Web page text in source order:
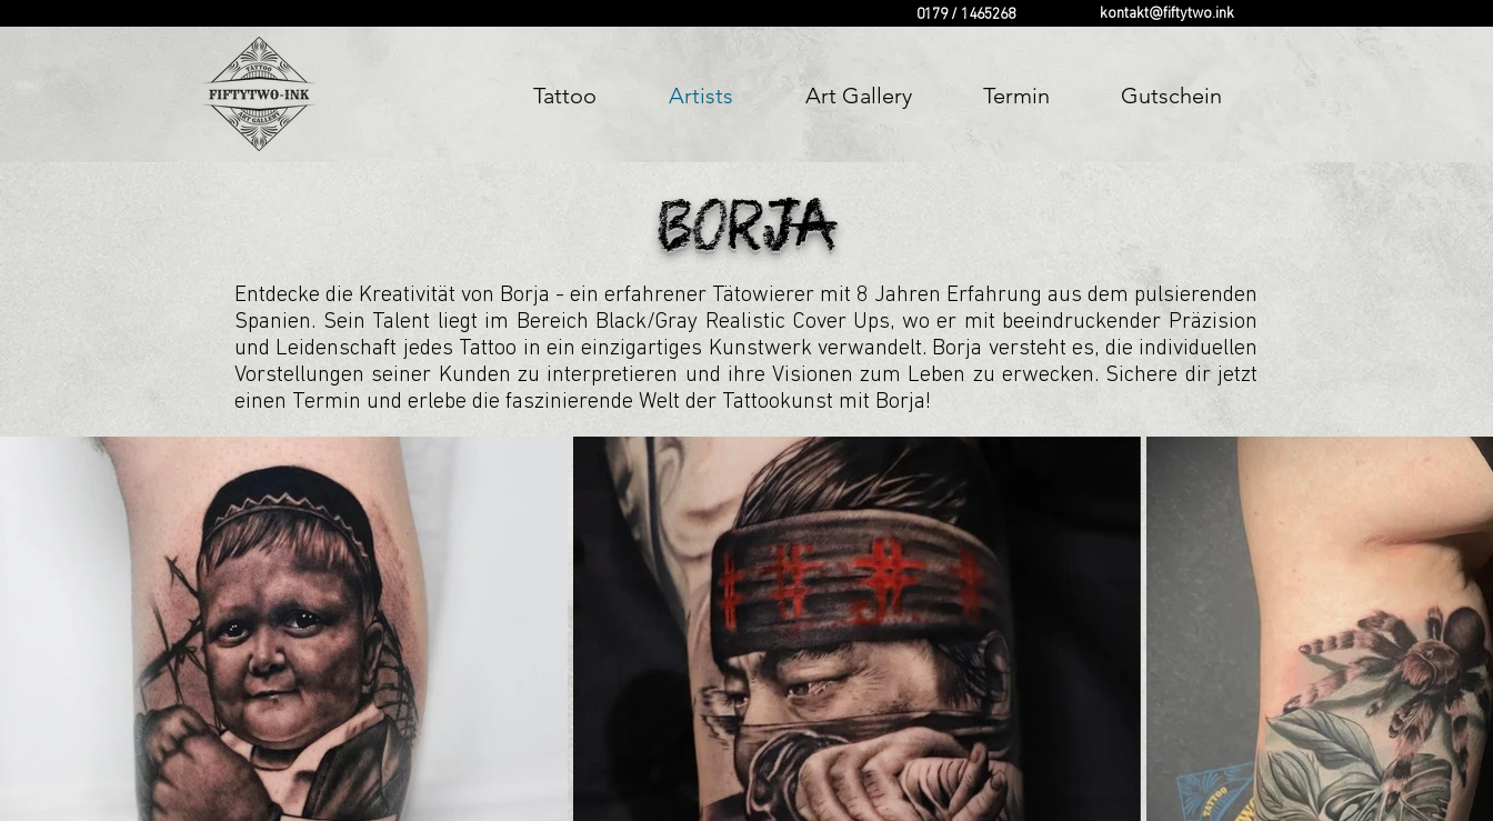
0179 / 1465268 kontakt@fiftytwo.ink
Tattoo Artists Art Gallery Termin Gutschein
BORJA
Entdecke die Kreativität von Borja - ein erfahrener Tätowierer mit 8 Jahren Erfahrung aus dem pulsierenden
Spanien. Sein Talent liegt im Bereich Black/Gray Realistic Cover Ups, wo er mit beeindruckender Präzision
und Leidenschaft jedes Tattoo in ein einzigartiges Kunstwerk verwandelt. Borja versteht es, die individuellen
Vorstellungen seiner Kunden zu interpretieren und ihre Visionen zum Leben zu erwecken. Sichere dir jetzt
einen Termin und erlebe die faszinierende Welt der Tattookunst mit Borja!